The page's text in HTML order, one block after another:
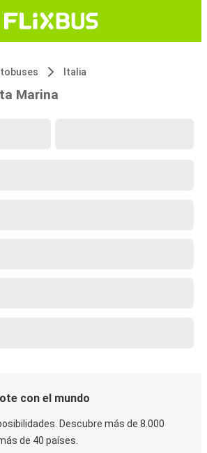
Italia
Marina
con el mundo
Descubre más de 8.000
de 40 países.